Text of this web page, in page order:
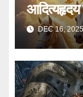
आदित्यहृदय
DEC 16,